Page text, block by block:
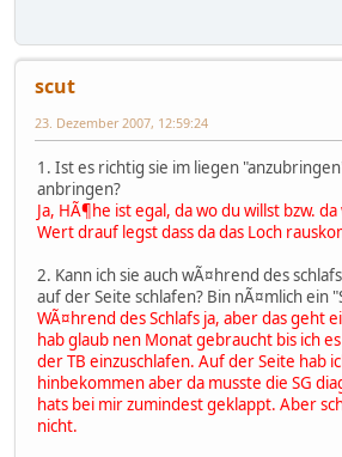
scut
23. Dezember 2007, 12:59:24
1. Ist es richtig sie im liegen
anbringen?
Ja, HÃ¶he ist egal, da wo du willst bzw.
Wert drauf legst dass da das Loch
2. Kann ich sie auch wÃ¤hrend des
auf der Seite schlafen? Bin nÃ¤mlich ein
WÃ¤hrend des Schlafs ja, aber das geht
hab glaub nen Monat gebraucht bis ich
der TB einzuschlafen. Auf der Seite hab
hinbekommen aber da musste die SG
hats bei mir zumindest geklappt. Aber
nicht.